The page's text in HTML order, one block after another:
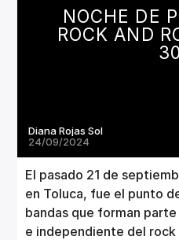
ARTISTA
Invencible Radio
NOCHE DE
ROCK AND
Diana Rojas Sol
24/09/2024
El pasado 21 de
en Toluca, fue el punto
bandas que forman
e independiente del